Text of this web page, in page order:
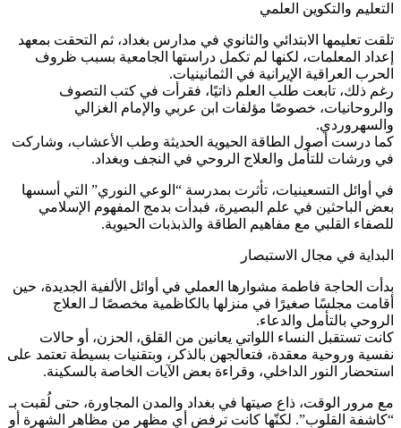
التعليم والتكوين العلمي
تلقت تعليمها الابتدائي والثانوي في مدارس بغداد، ثم التحقت بمعهد
إعداد المعلمات، لكنها لم تكمل دراستها الجامعية بسبب ظروف
الحرب العراقية الإيرانية في الثمانينيات.
رغم ذلك، تابعت طلب العلم ذاتيًا، فقرأت في كتب التصوف
والروحانيات، خصوصًا مؤلفات ابن عربي والإمام الغزالي
والسهروردي.
كما درست أصول الطاقة الحيوية الحديثة وطب الأعشاب، وشاركت
في ورشات للتأمل والعلاج الروحي في النجف وبغداد.
في أوائل التسعينيات، تأثرت بمدرسة “الوعي النوري” التي أسسها
بعض الباحثين في علم البصيرة، فبدأت بدمج المفهوم الإسلامي
للصفاء القلبي مع مفاهيم الطاقة والذبذبات الحيوية.
البداية في مجال الاستبصار
بدأت الحاجة فاطمة مشوارها العملي في أوائل الألفية الجديدة، حين
أقامت مجلسًا صغيرًا في منزلها بالكاظمية مخصصًا لـ العلاج
الروحي بالتأمل والدعاء.
كانت تستقبل النساء اللواتي يعانين من القلق، الحزن، أو حالات
نفسية وروحية معقدة، فتعالجهن بالذكر، وبتقنيات بسيطة تعتمد على
استحضار النور الداخلي، وقراءة بعض الآيات الخاصة بالسكينة.
مع مرور الوقت، ذاع صيتها في بغداد والمدن المجاورة، حتى لُقبت بـ
“كاشفة القلوب”. لكنّها كانت ترفض أي مظهر من مظاهر الشهرة أو